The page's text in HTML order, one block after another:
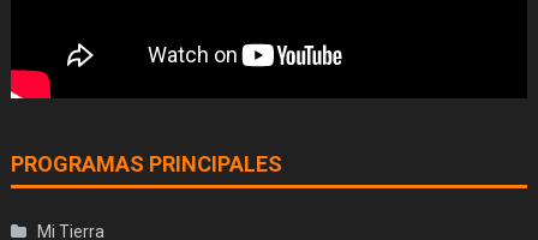
PROGRAMAS PRINCIPALES
Mi Tierra